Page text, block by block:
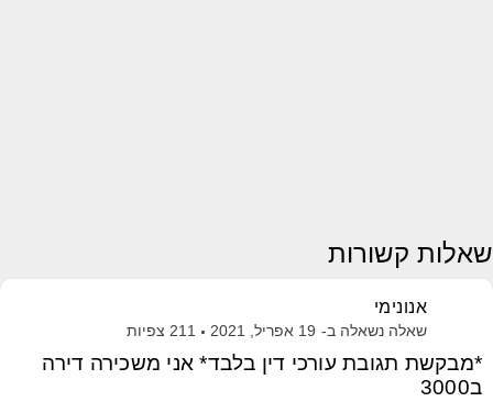
שאלות קשורות
אנונימי
שאלה נשאלה ב- 19 אפריל, 2021 211 צפיות
*מבקשת תגובת עורכי דין בלבד* אני משכירה דירה
ב3000